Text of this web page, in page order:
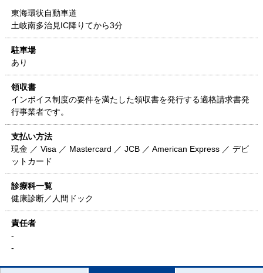
東海環状自動車道
土岐南多治見IC降りてから3分
駐車場
あり
領収書
インボイス制度の要件を満たした領収書を発行する適格請求書発
行事業者です。
支払い方法
現金 ／ Visa ／ Mastercard ／ JCB ／ American Express ／ デビ
ットカード
診療科一覧
健康診断／人間ドック
責任者
-
-